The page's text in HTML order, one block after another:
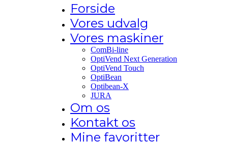
Forside
Vores udvalg
Vores maskiner
ComBi-line
OptiVend Next Generation
OptiVend Touch
OptiBean
Optibean-X
JURA
Om os
Kontakt os
Mine favoritter